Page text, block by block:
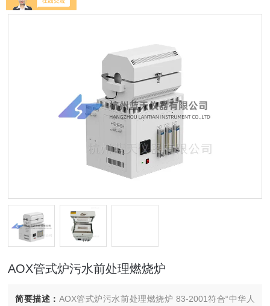
AOX管式炉污水前处理燃烧炉
简要描述： AOX管式炉污水前处理燃烧炉 83-2001符合“中华人